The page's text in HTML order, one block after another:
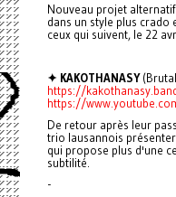
Nouveau projet
dans un style plus
ceux qui suivent, le 22
✦ KAKOTHANASY
https://
https://
De retour après leur
trio lausannois
qui propose plus d'une
subtilité.
-